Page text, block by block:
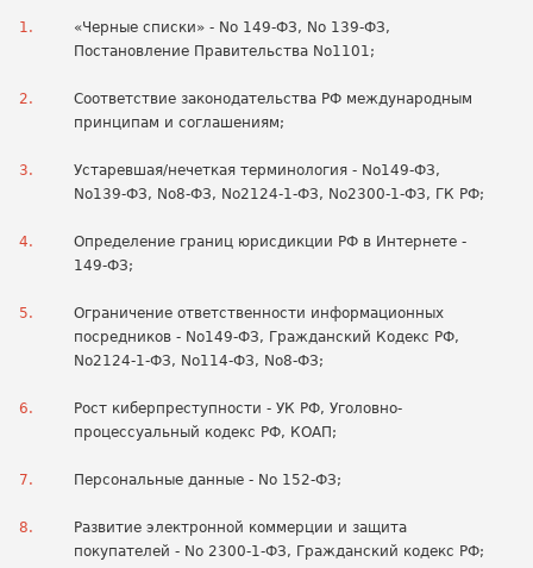
«Черные списки» - No 149-ФЗ, No 139-ФЗ,
Постановление Правительства No1101;
Соответствие законодательства РФ международным
принципам и соглашениям;
Устаревшая/нечеткая терминология - No149-ФЗ,
No139-ФЗ, No8-ФЗ, No2124-1-ФЗ, No2300-1-ФЗ, ГК РФ;
Определение границ юрисдикции РФ в Интернете -
149-ФЗ;
Ограничение ответственности информационных
посредников - No149-ФЗ, Гражданский Кодекс РФ,
No2124-1-ФЗ, No114-ФЗ, No8-ФЗ;
Рост киберпреступности - УК РФ, Уголовно-
процессуальный кодекс РФ, КОАП;
Персональные данные - No 152-ФЗ;
Развитие электронной коммерции и защита
покупателей - No 2300-1-ФЗ, Гражданский кодекс РФ;